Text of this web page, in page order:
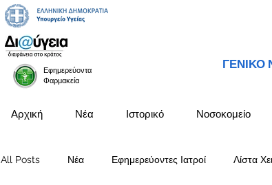
Εφημερεύοντα
Φαρμακεία
ΓΕΝΙΚΟ
Αρχική Νέα Ιστορικό Νοσοκομείο
All Posts Νέα Εφημερεύοντες Ιατροί Λίστα